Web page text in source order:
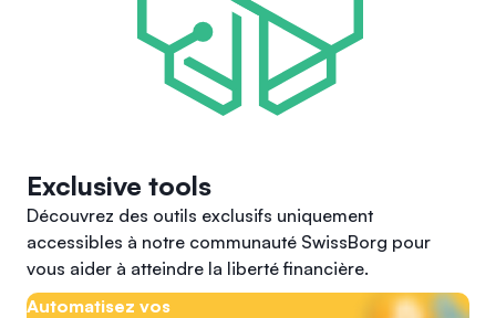
Exclusive tools
Découvrez des outils exclusifs uniquement
accessibles à notre communauté SwissBorg pour
vous aider à atteindre la liberté financière.
Automatisez vos